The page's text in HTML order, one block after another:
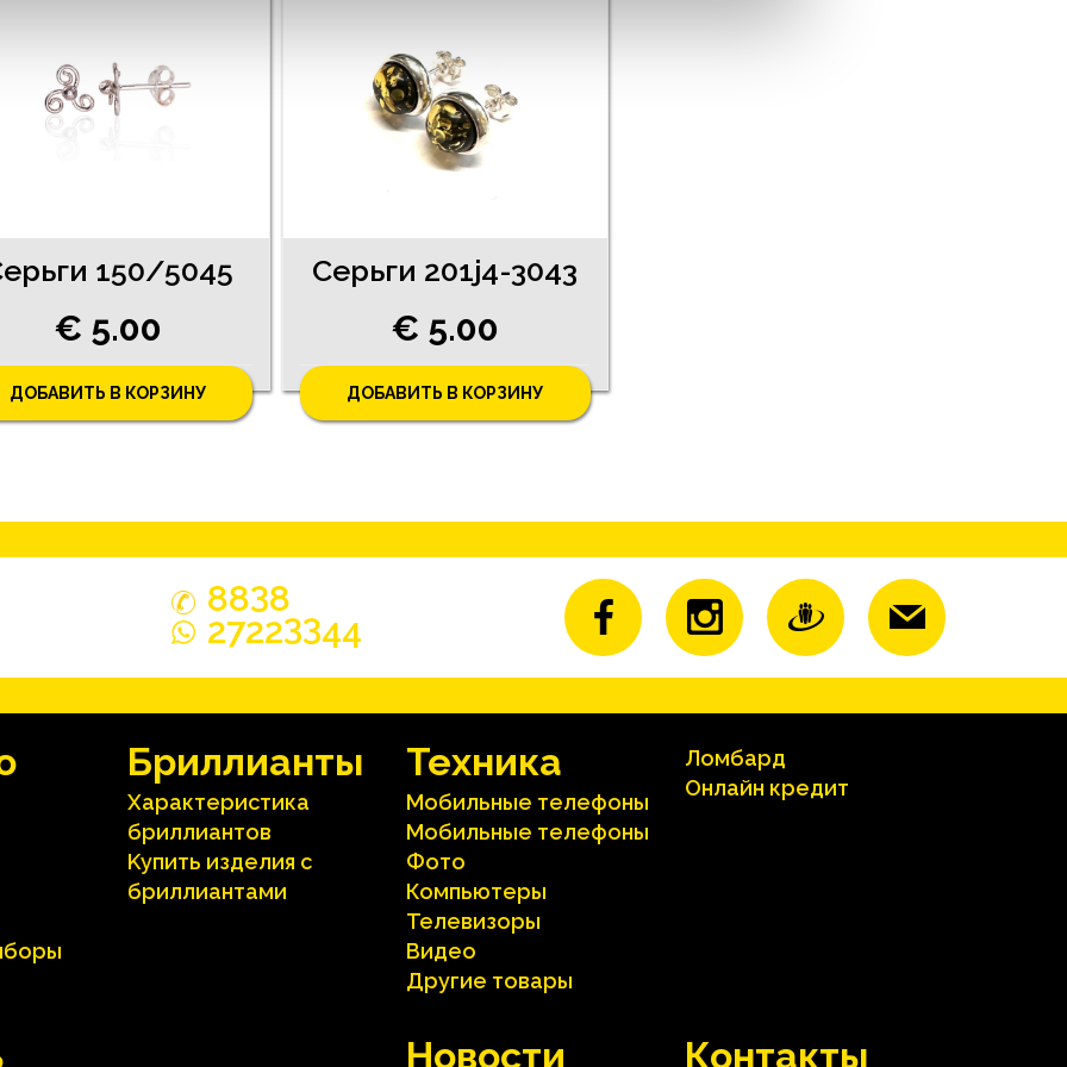
150/5045
€ 5.00
ДОБАВИТЬ В КОРЗИНУ
Серьги 201j4-3043
€ 5.00
ДОБАВИТЬ В КОРЗИНУ
8838
27223344
Бриллианты
Характеристика
бриллиантoв
Kупить изделия c
бриллиантами
Техника
Мобильные телефоны
Мобильные телефоны
Фото
Компьютеры
Телевизоры
Видео
Другие товары
Ломбард
Онлайн кредит
Hовости Контакты